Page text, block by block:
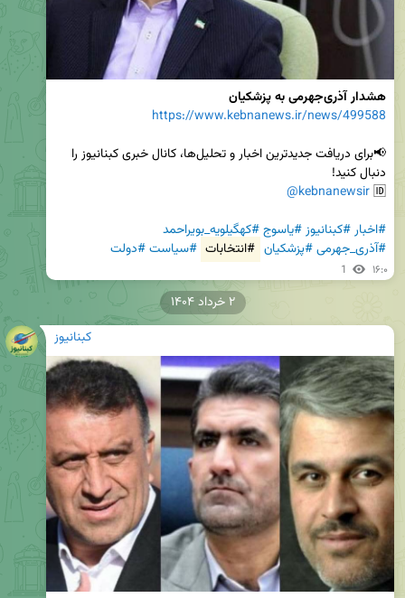
هشدار آذری‌جهرمی به پزشکیان
https://www.kebnanews.ir/news/499588
🆔
@kebnanewsir
#اخبار#کبنانیوز#یاسوج#کهگیلویه_بویراحمد
#آذری_جهرمی#پزشکیان #انتخابات #سیاست#دولت
1 ۱۶:۰
کبنانیوز
۲ خرداد ۱۴۰۴